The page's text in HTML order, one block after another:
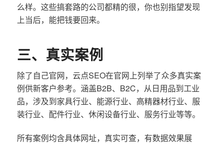
么样。这些搞套路的公司都精的很，你也别指望发现
上当后，能把钱要回来。
三、真实案例
除了自己官网，云点SEO在官网上列举了众多真实案
例供新客户参考。涵盖B2B、B2C，从日用品到工业
品，涉及到家具行业、能源行业、高精器材行业、服
装行业、配件行业、休闲设备行业、服务行业等等。
所有案例均含具体网址，真实可查，有数据效果展